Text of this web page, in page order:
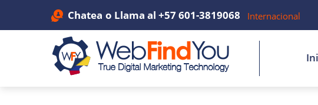
Chatea o Llama al +57 601-3819068 Internacional